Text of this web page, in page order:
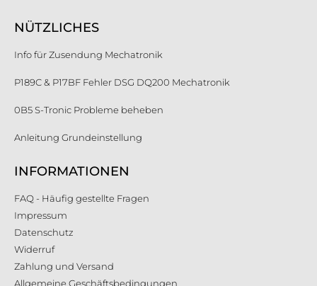
NÜTZLICHES
Info für Zusendung Mechatronik
P189C & P17BF Fehler DSG DQ200 Mechatronik
0B5 S-Tronic Probleme beheben
Anleitung Grundeinstellung
INFORMATIONEN
FAQ - Häufig gestellte Fragen
Impressum
Datenschutz
Widerruf
Zahlung und Versand
Allgemeine Geschäftsbedingungen